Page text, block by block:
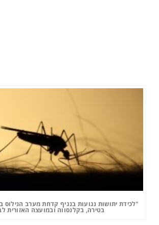
"לכידת יתושות נגועות בנגיף קדחת מערב הנילוס
בטירה, בקלנסווה ובמועצה האזורית